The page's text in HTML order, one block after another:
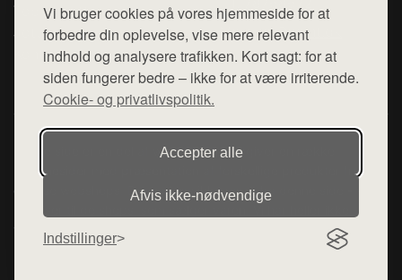
Vi bruger cookies på vores hjemmeside for at
forbedre din oplevelse, vise mere relevant
indhold og analysere trafikken. Kort sagt: for at
siden fungerer bedre – ikke for at være irriterende.
Cookie- og privatlivspolitik.
Accepter alle
Afvis ikke‑nødvendige
Indstillinger
Top Rabatter
Jotun maling
Kontakt
Mail: hej@want.dk
Cookie- og privatlivspolitik
Denne side er en del af want.dk, der udgiver en række
hjemmesider med præsentation af forskellige produkter fra
diverse webshops. Der sælges ikke varer fra denne side - vi
varerne på lager.